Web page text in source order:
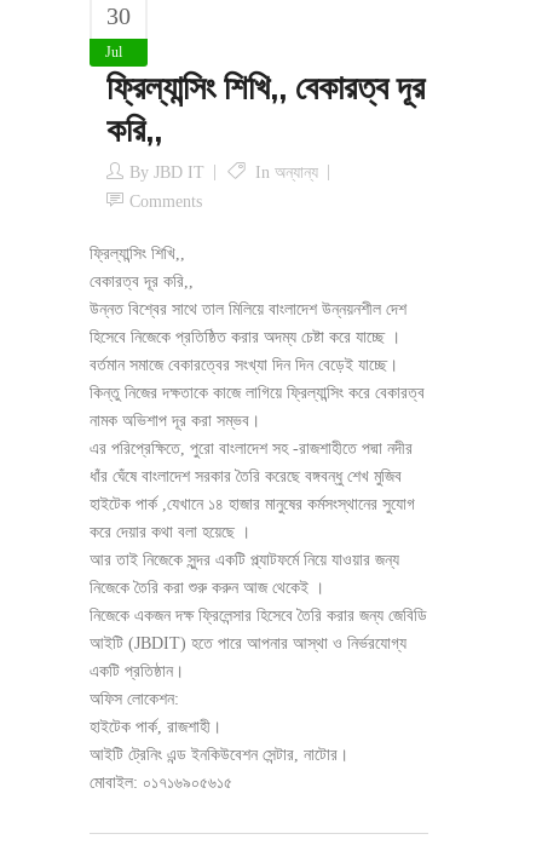
30
Jul
ফ্রিল্যান্সিং শিখি,, বেকারত্ব দূর
করি,,
By JBD IT In অন্যান্য
Comments
ফ্রিল্যান্সিং শিখি,,
বেকারত্ব দূর করি,,
উন্নত বিশ্বের সাথে তাল মিলিয়ে বাংলাদেশ উন্নয়নশীল দেশ
হিসেবে নিজেকে প্রতিষ্ঠিত করার অদম্য চেষ্টা করে যাচ্ছে ।
বর্তমান সমাজে বেকারত্বের সংখ্যা দিন দিন বেড়েই যাচ্ছে।
কিন্তু নিজের দক্ষতাকে কাজে লাগিয়ে ফ্রিল্যান্সিং করে বেকারত্ব
নামক অভিশাপ দূর করা সম্ভব।
এর পরিপ্রেক্ষিতে, পুরো বাংলাদেশ সহ -রাজশাহীতে পদ্মা নদীর
ধাঁর ঘেঁষে বাংলাদেশ সরকার তৈরি করেছে বঙ্গবন্ধু শেখ মুজিব
হাইটেক পার্ক ,যেখানে ১৪ হাজার মানুষের কর্মসংস্থানের সুযোগ
করে দেয়ার কথা বলা হয়েছে ।
আর তাই নিজেকে সুন্দর একটি প্ল্যাটফর্মে নিয়ে যাওয়ার জন্য
নিজেকে তৈরি করা শুরু করুন আজ থেকেই ।
নিজেকে একজন দক্ষ ফ্রিলেন্সার হিসেবে তৈরি করার জন্য জেবিডি
আইটি (JBDIT) হতে পারে আপনার আস্থা ও নির্ভরযোগ্য
একটি প্রতিষ্ঠান।
অফিস লোকেশন:
হাইটেক পার্ক, রাজশাহী।
আইটি ট্রেনিং এন্ড ইনকিউবেশন সেন্টার, নাটোর।
মোবাইল: ০১৭১৬৯০৫৬১৫